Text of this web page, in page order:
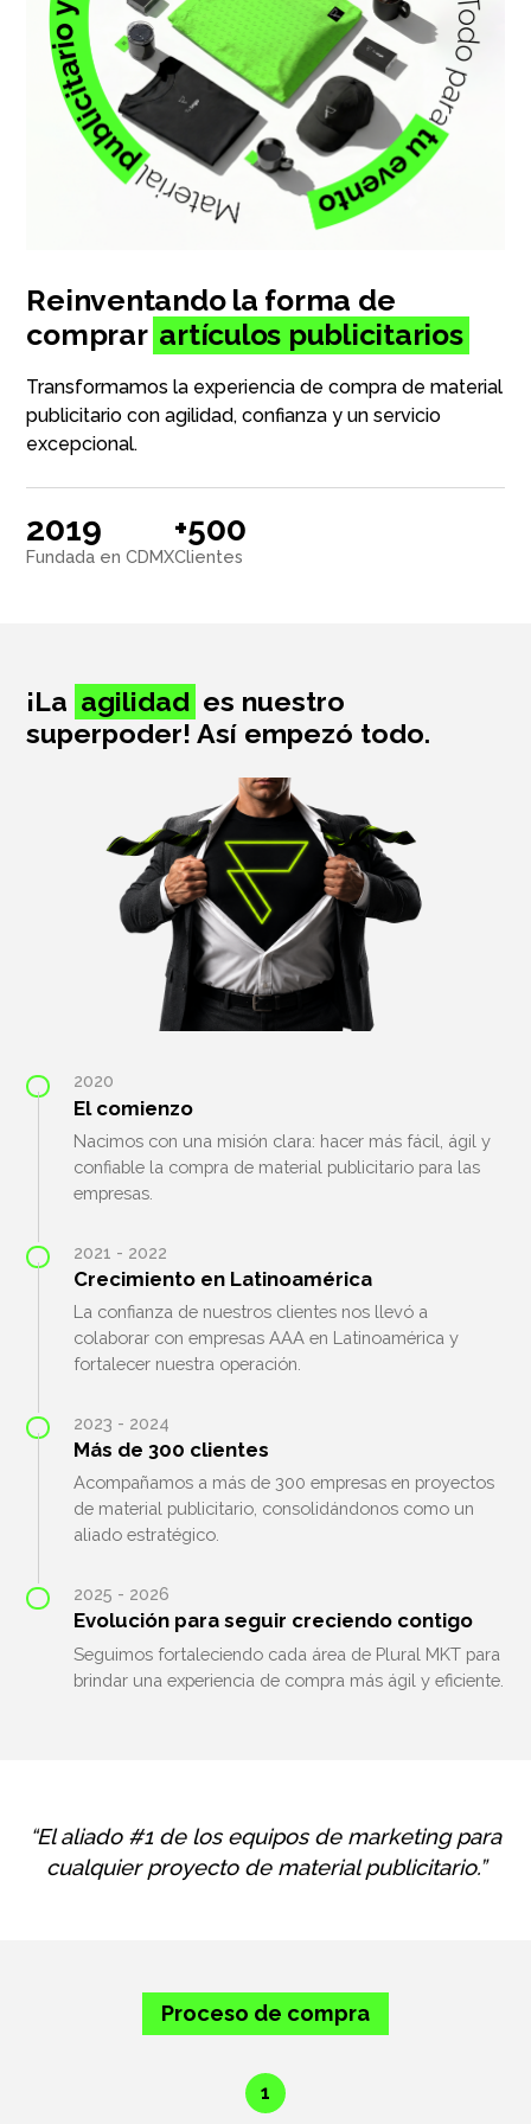
Oficina
Ecológicos
Tecnología
Llaveros
Antiestrés
Herramientas
Salud y cuidado
Mascotas
Sublimación
Reinventando la forma de
comprar artículos publicitarios
Transformamos la experiencia de compra de material
publicitario con agilidad, confianza y un servicio
excepcional.
2019
Fundada en CDMX
+500
Clientes
¡La agilidad es nuestro
superpoder! Así empezó todo.
2020
El comienzo
Nacimos con una misión clara: hacer más fácil, ágil y
confiable la compra de material publicitario para las
empresas.
2021 - 2022
Crecimiento en Latinoamérica
La confianza de nuestros clientes nos llevó a
colaborar con empresas AAA en Latinoamérica y
fortalecer nuestra operación.
2023 - 2024
Más de 300 clientes
Acompañamos a más de 300 empresas en proyectos
de material publicitario, consolidándonos como un
aliado estratégico.
2025 - 2026
Evolución para seguir creciendo contigo
Seguimos fortaleciendo cada área de Plural MKT para
brindar una experiencia de compra más ágil y eficiente.
“El aliado #1 de los equipos de marketing para
cualquier proyecto de material publicitario.”
Proceso de compra
1